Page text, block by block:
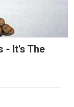
- It's The